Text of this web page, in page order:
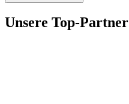
Unsere Top-Partner